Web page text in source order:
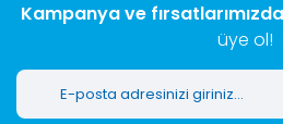
Ürün bilgilerinde hatalar bulunuyor.
Bu ürüne benzer farklı alternatifler
Kampanya ve
üye ol!